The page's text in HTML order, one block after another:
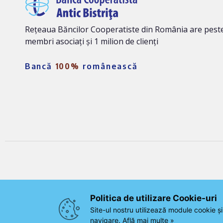
Rețeaua Băncilor Cooperatiste din România are
membri asociați și 1 milion de clienți
Bancă 100% românească
Politica de utilizare Cookie-uri‎
Site-ul nostru utilizează module cookie
navigare. Află mai multe »